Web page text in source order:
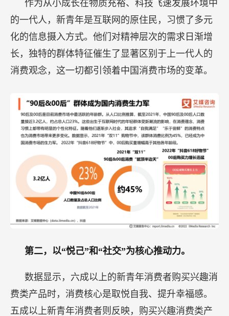
作为从小成长在物质充裕、科技飞速发展环境中
的一代人，新青年是互联网的原住民，习惯了多元
化的信息摄入方式。他们对精神层次的需求日渐增
长，独特的群体特征催生了显著区别于上一代人的
消费观念，这一切都引领着中国消费市场的变革。
第二，以“悦己”和“社交”为核心推动力。
数据显示，六成以上的新青年消费者购买兴趣消
费类产品时，消费核心是取悦自我、提升幸福感。
五成以上新青年消费者则反映，购买兴趣消费类产